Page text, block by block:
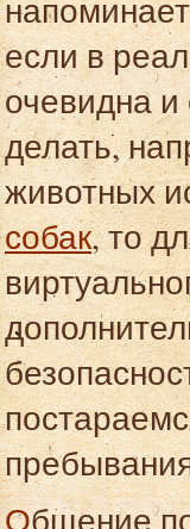
если в
очевидна и
делать,
животных
собак, то
Общение посредством Интернет может быть